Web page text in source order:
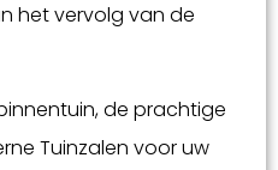
het vervolg van de
de prachtige
Tuinzalen voor uw